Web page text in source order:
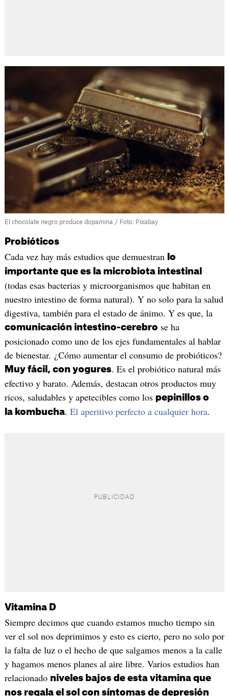
El chocolate negro produce dopamina / Foto: Pixabay
Probióticos
Cada vez hay más estudios que demuestran lo
importante que es la microbiota intestinal
(todas esas bacterias y microorganismos que habitan en
nuestro intestino de forma natural). Y no solo para la salud
digestiva, también para el estado de ánimo. Y es que, la
comunicación intestino-cerebro se ha
posicionado como uno de los ejes fundamentales al hablar
de bienestar. ¿Cómo aumentar el consumo de probióticos?
Muy fácil, con yogures. Es el probiótico natural más
efectivo y barato. Además, destacan otros productos muy
ricos, saludables y apetecibles como los pepinillos o
la kombucha. El aperitivo perfecto a cualquier hora.
Vitamina D
Siempre decimos que cuando estamos mucho tiempo sin
ver el sol nos deprimimos y esto es cierto, pero no solo por
la falta de luz o el hecho de que salgamos menos a la calle
y hagamos menos planes al aire libre. Varios estudios han
relacionado niveles bajos de esta vitamina que
nos regala el sol con síntomas de depresión